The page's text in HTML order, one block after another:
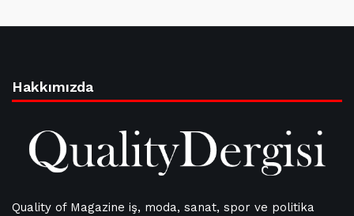
Hakkımızda
Quality of Magazine iş, moda, sanat, spor ve politika